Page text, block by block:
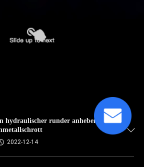
hydraulischer runder anhebender
2022-12-14